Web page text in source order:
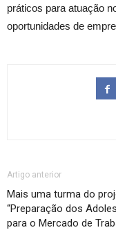
práticos para atuação
oportunidades de
Artigo anterior
Mais uma turma do
“Preparação dos
para o Mercado de